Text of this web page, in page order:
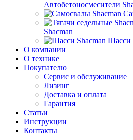
Автобетоносмесители
Shacman
Шасси
О компании
О технике
Покупателю
Сервис и обслуживание
Лизинг
Доставка и оплата
Гарантия
Статьи
Инструкции
Контакты